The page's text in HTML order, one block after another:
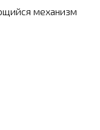
механизм